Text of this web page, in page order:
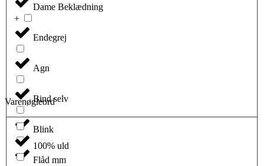
Dame Beklædning
Endegrej
Agn
Bind selv
Blink
Flåd mm
Varenøgleord
100% uld